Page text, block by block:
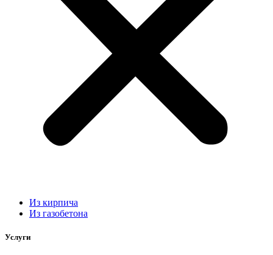
Из кирпича
Из газобетона
Услуги